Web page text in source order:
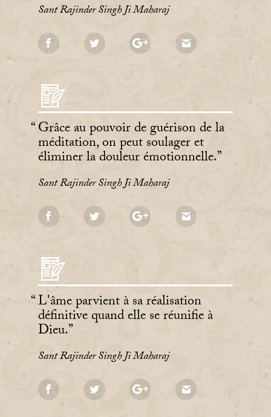
Sant Rajinder Singh Ji Maharaj
Grâce au pouvoir de guérison de la
méditation, on peut soulager et
éliminer la douleur émotionnelle.
Sant Rajinder Singh Ji Maharaj
L'âme parvient à sa réalisation
définitive quand elle se réunifie à
Dieu.
Sant Rajinder Singh Ji Maharaj